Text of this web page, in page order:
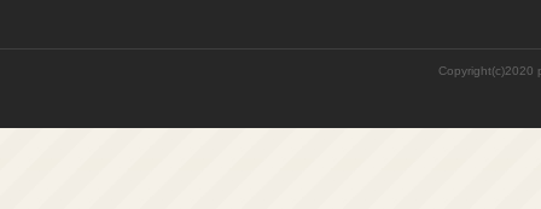
Copyright(c)2020